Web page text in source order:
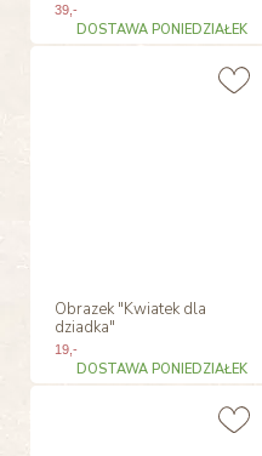
39,-
DOSTAWA PONIEDZIAŁEK
Obrazek "Kwiatek dla
dziadka"
19,-
DOSTAWA PONIEDZIAŁEK